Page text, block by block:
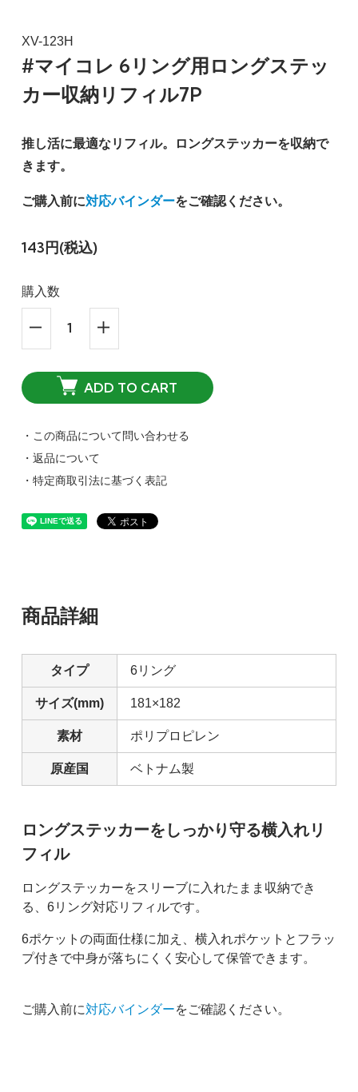
XV-123H
#マイコレ 6リング用ロングステッ
カー収納リフィル7P
推し活に最適なリフィル。ロングステッカーを収納で
きます。
ご購入前に対応バインダーをご確認ください。
143円(税込)
購入数
ADD TO CART
・この商品について問い合わせる
・返品について
・特定商取引法に基づく表記
商品詳細
タイプ 6リング
サイズ(mm) 181×182
素材 ポリプロピレン
原産国 ベトナム製
ロングステッカーをしっかり守る横入れリ
フィル
ロングステッカーをスリーブに入れたまま収納でき
る、6リング対応リフィルです。
6ポケットの両面仕様に加え、横入れポケットとフラッ
プ付きで中身が落ちにくく安心して保管できます。
ご購入前に対応バインダーをご確認ください。